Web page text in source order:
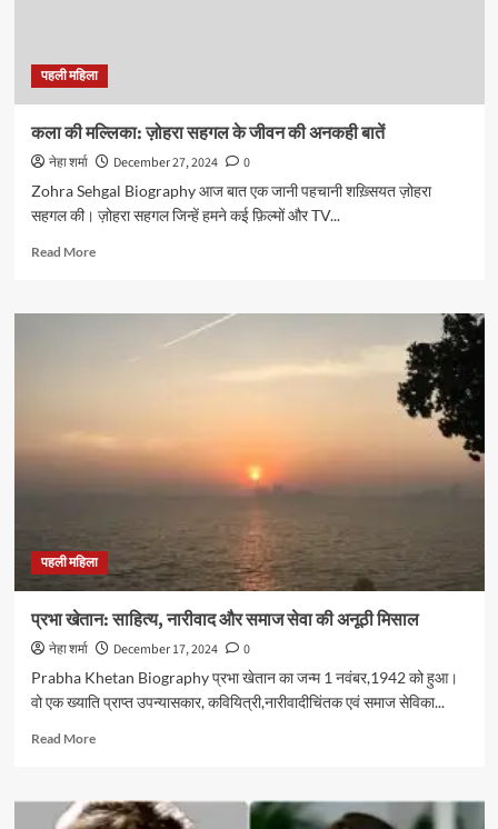
पहली महिला
कला की मल्लिका: ज़ोहरा सहगल के जीवन की अनकही बातें
नेहा शर्मा December 27, 2024
0
Zohra Sehgal Biography आज बात एक जानी पहचानी शख़्सियत ज़ोहरा
सहगल की। ज़ोहरा सहगल जिन्हें हमने कई फ़िल्मों और TV...
Read MoreRead
कला
की
अनकही
पहली महिला
प्रभा खेतान: साहित्य, नारीवाद और समाज सेवा की अनूठी मिसाल
नेहा शर्मा December 17, 2024
0
Prabha Khetan Biography प्रभा खेतान का जन्म 1 नवंबर,1942 को हुआ।
वो एक ख्याति प्राप्त उपन्यासकार, कवियित्री,नारीवादीचिंतक एवं समाज सेविका...
Read MoreRead
प्रभा
खेतान: